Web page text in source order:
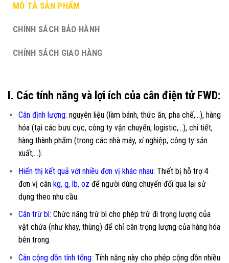
MÔ TẢ SẢN PHẨM
CHÍNH SÁCH BẢO HÀNH
CHÍNH SÁCH GIAO HÀNG
I. Các tính năng và lợi ích của cân điện tử FWD:
Cân định lượng: nguyên liệu (làm bánh, thức ăn, pha chế,…), hàng
hóa (tại các bưu cục, công ty vận chuyển, logistic,…), chi tiết,
hàng thành phẩm (trong các nhà máy, xí nghiệp, công ty sản
xuất,…).
Hiển thị kết quả với nhiều đơn vị khác nhau: Thiết bị hỗ trợ 4
đơn vị cân kg, g, lb, oz để người dùng chuyển đổi qua lại sử
dụng theo nhu cầu.
Cân trừ bì: Chức năng trừ bì cho phép trừ đi trọng lượng của
vật chứa (như khay, thùng) để chỉ cân trọng lượng của hàng hóa
bên trong.
Cân cộng dồn tính tổng: Tính năng này cho phép cộng dồn nhiều